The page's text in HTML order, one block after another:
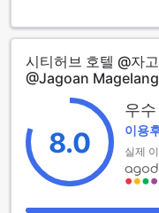
터 체크인이 가능합니
도심에서 2km 떨어진
34개의 객실을 보유하
니다.
아이들은 무료로 숙박할
니다. 시티허브 호텔 @
위치를 제공하여 여행
풍부한 엔터테인먼트 시
젤랑
시티허브 호텔 @자고
시티허브 호텔 @자
@Jagoan
8.0
우수
이용
실제